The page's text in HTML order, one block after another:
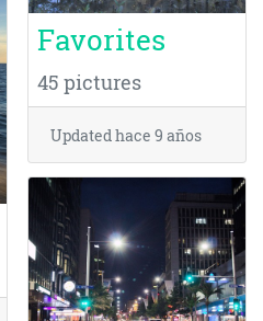
Favorites
45 pictures
Updatedhace 9 años